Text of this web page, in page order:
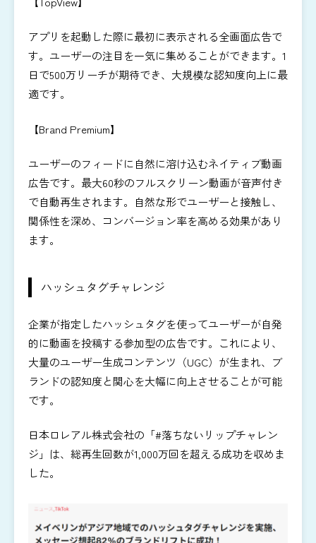
アプリを起動した際に最初に表示される全画面広告で
す。ユーザーの注目を一気に集めることができます。1
日で500万リーチが期待でき、大規模な認知度向上に最
適です。
【Brand Premium】
ユーザーのフィードに自然に溶け込むネイティブ動画
広告です。最大60秒のフルスクリーン動画が音声付き
で自動再生されます。自然な形でユーザーと接触し、
関係性を深め、コンバージョン率を高める効果があり
ます。
ハッシュタグチャレンジ
企業が指定したハッシュタグを使ってユーザーが自発
的に動画を投稿する参加型の広告です。これにより、
大量のユーザー生成コンテンツ（UGC）が生まれ、ブ
ランドの認知度と関心を大幅に向上させることが可能
です。
日本ロレアル株式会社の「#落ちないリップチャレン
ジ」は、総再生回数が1,000万回を超える成功を収めま
した。